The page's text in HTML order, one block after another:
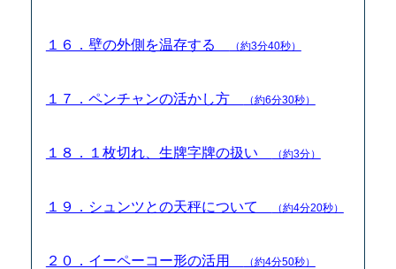
１６．壁の外側を温存する （約3分40秒）
１７．ペンチャンの活かし方 （約6分30秒）
１８．１枚切れ、生牌字牌の扱い （約3分）
１９．シュンツとの天秤について （約4分20秒）
２０．イーペーコー形の活用 （約4分50秒）